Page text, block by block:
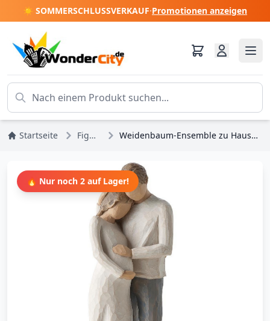
☀️ SOMMERSCHLUSSVERKAUF·Promotionen anzeigen
Startseite Figuren Weidenbaum-Ensemble zu Hause Statuette
🔥 Nur noch 2 auf Lager!